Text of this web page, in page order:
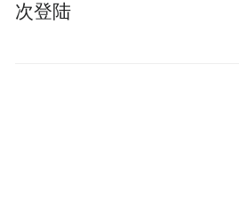
次登陆